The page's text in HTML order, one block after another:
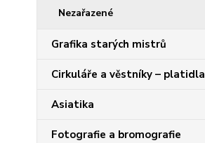
Nezařazené
Grafika starých mistrů
Cirkuláře a věstníky – platidla
Asiatika
Fotografie a bromografie